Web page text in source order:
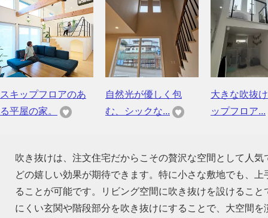
スキップフロアのあ
る平屋の家。
自然光が優しく包
む、シックな...
大きな吹抜
ップフロア...
吹き抜けは、注文住宅だからこその贅沢な空間として人
どの嬉しい効果が期待できます。特に小さな敷地でも、
ることが可能です。リビング空間に吹き抜けを設けるこ
にくい玄関や階段部分を吹き抜けにすることで、大空間